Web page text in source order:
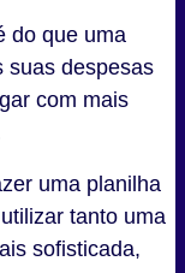
do que uma
suas despesas
com mais
uma planilha
tanto uma
sofisticada,